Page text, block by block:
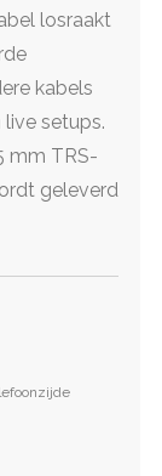
losraakt
kabels
live setups.
mm TRS-
geleverd